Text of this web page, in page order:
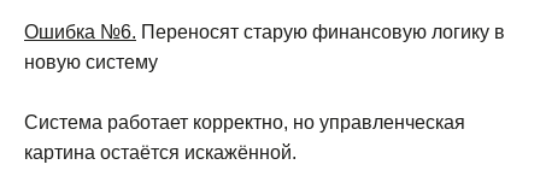
Ошибка №6. Переносят старую финансовую логику в
новую систему
Система работает корректно, но управленческая
картина остаётся искажённой.